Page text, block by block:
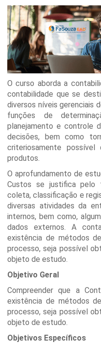
O curso aborda a
contabilidade que se
diversos níveis gerenciais
funções de
planejamento e controle
decisões, bem como
criteriosamente
produtos.
O aprofundamento de
Custos se justifica pelo
coleta, classificação e
diversas atividades da
internos, bem como,
dados externos. A
existência de métodos
processo, seja possível
objeto de estudo.
Objetivo Geral
Compreender que a
existência de métodos
processo, seja possível
objeto de estudo.
Objetivos Específicos